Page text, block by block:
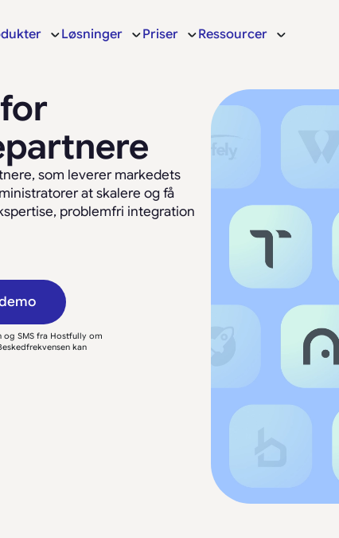
Løsninger Priser Ressourcer
som leverer markedets
at skalere og få
problemfri integration
SMS fra Hostfully om
kan